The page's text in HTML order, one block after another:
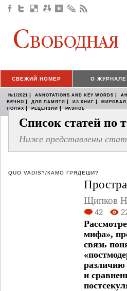
СВЕЖИЙ НОМЕР О ЖУРНАЛЕ
№1/2021 | ANNOTATIONS AND KEY WORDS |
ВЕЧНО | ДЛЯ ПАМЯТИ | ИЗ КНИГ | МИРОВАЯ
ПОЛЯХ | РЕЦЕНЗИИ | РАЗНОЕ
Список статей по
Ниже представлены
QUO VADIS?/КАМО ГРЯДЕШИ?
Щипков
42
мифа»,
связь
различию
и